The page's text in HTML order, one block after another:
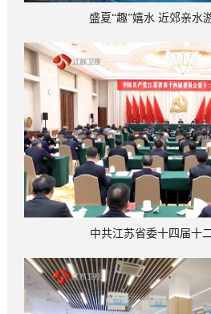
盛夏“趣”嬉水 近郊亲水
中共江苏省委十四届十